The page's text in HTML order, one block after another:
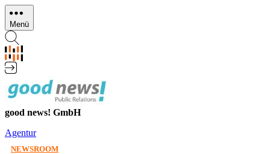
Direkt
zum
Inhalt
Menü
good news! GmbH
Agentur
NEWSROOM